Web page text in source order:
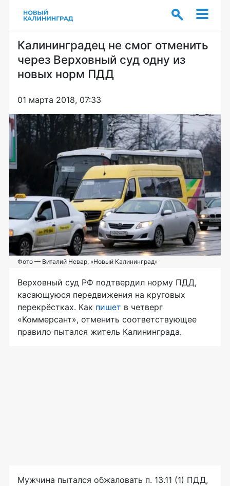
Калининградец не смог отменить
через Верховный суд одну из
новых норм ПДД
01 марта 2018, 07:33
Фото — Виталий Невар, «Новый Калининград»
Верховный суд РФ подтвердил норму ПДД,
касающуюся передвижения на круговых
перекрёстках. Как пишет в четверг
«Коммерсант», отменить соответствующее
правило пытался житель Калининграда.
Мужчина пытался обжаловать п. 13.11 (1) ПДД,